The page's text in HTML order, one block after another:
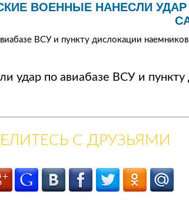
ВОЕННЫЕ НАНЕСЛИ
ВСУ и пункту дислокации наемников
удар по авиабазе ВСУ и
С ДРУЗЬЯМИ